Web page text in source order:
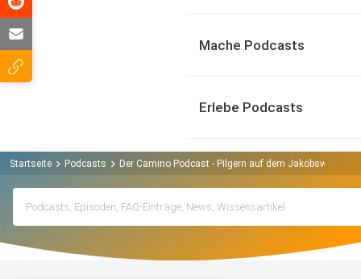
Mache Podcasts
Erlebe Podcasts
Startseite Podcasts Der Camino Podcast - Pilgern auf dem Jakobsweg